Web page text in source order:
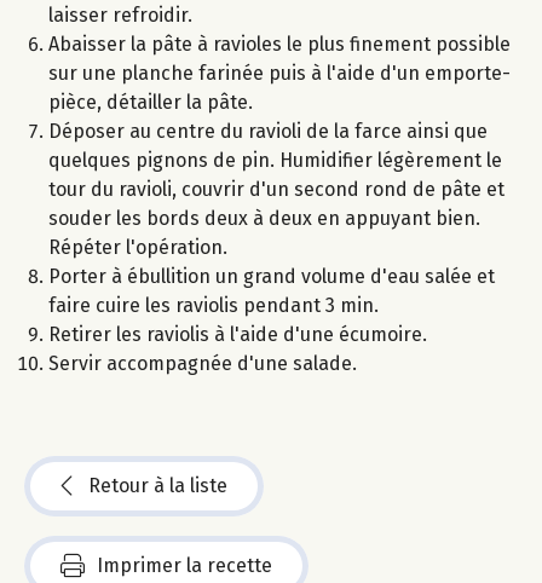
laisser refroidir.
Abaisser la pâte à ravioles le plus finement possible
sur une planche farinée puis à l'aide d'un emporte-
pièce, détailler la pâte.
Déposer au centre du ravioli de la farce ainsi que
quelques pignons de pin. Humidifier légèrement le
tour du ravioli, couvrir d'un second rond de pâte et
souder les bords deux à deux en appuyant bien.
Répéter l'opération.
Porter à ébullition un grand volume d'eau salée et
faire cuire les raviolis pendant 3 min.
Retirer les raviolis à l'aide d'une écumoire.
Servir accompagnée d'une salade.
Retour à la liste
Imprimer la recette